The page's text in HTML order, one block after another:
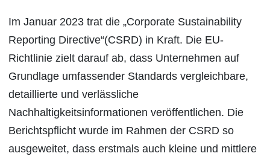
Im Januar 2023 trat die „Corporate Sustainability
Reporting Directive“(CSRD) in Kraft. Die EU-
Richtlinie zielt darauf ab, dass Unternehmen auf
Grundlage umfassender Standards vergleichbare,
detaillierte und verlässliche
Nachhaltigkeitsinformationen veröffentlichen. Die
Berichtspflicht wurde im Rahmen der CSRD so
ausgeweitet, dass erstmals auch kleine und mittlere